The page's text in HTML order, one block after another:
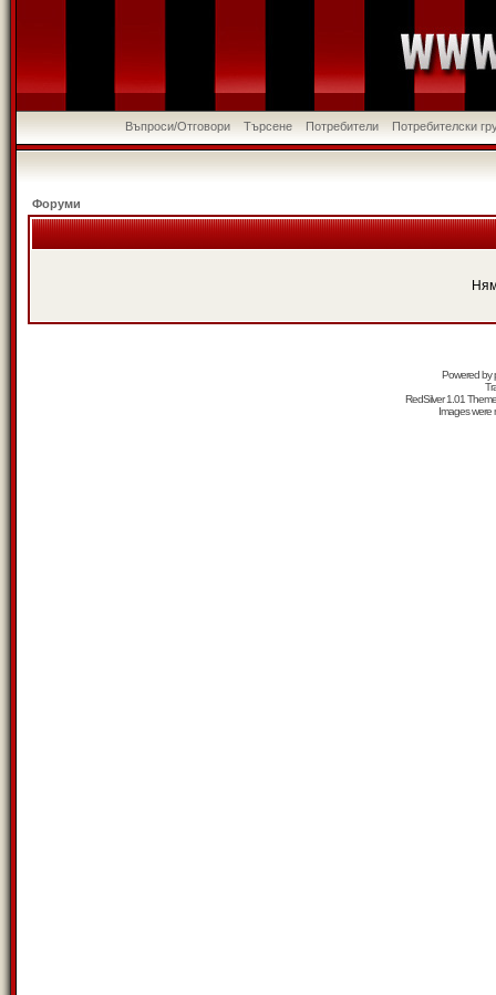
Въпроси/Отговори Търсене Потребители Потребителски
Форуми
Powered by
RedSilver 1.01
Images were